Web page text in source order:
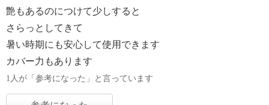
艶もあるのにつけて少しすると
さらっとしてきて
暑い時期にも安心して使用できます
カバー力もあります
1人が「参考になった」と言っています